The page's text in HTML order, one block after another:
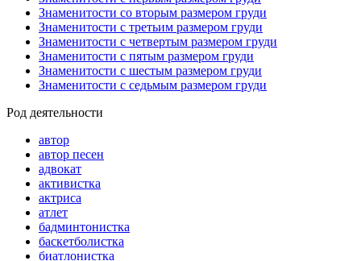
Знаменитости со вторым размером груди
Знаменитости с третьим размером груди
Знаменитости с четвертым размером груди
Знаменитости с пятым размером груди
Знаменитости с шестым размером груди
Знаменитости с седьмым размером груди
Род деятельности
автор
автор песен
адвокат
активистка
актриса
атлет
бадминтонистка
баскетболистка
биатлонистка